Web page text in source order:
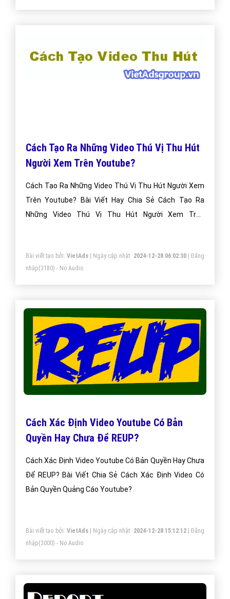
Cách Tạo Ra Những Video Thú Vị Thu Hút
Người Xem Trên Youtube?
Cách Tạo Ra Những Video Thú Vị Thu Hút Người Xem
Trên Youtube? Bài Viết Hay Chia Sẻ Cách Tạo Ra
Những Video Thú Vị Thu Hút Người Xem Trên
Bài viết tạo bởi: VietAds| Ngày cập nhật: 2024-12-28 06:02:30|Đăng
nhập(3180) - No Audio
Cách Xác Định Video Youtube Có Bản
Quyền Hay Chưa Để REUP?
Cách Xác Định Video Youtube Có Bản Quyền Hay Chưa
Để REUP? Bài Viết Chia Sẻ Cách Xác Định Video Có
Bản Quyền Quảng Cáo Youtube?
Bài viết tạo bởi: VietAds| Ngày cập nhật: 2024-12-28 15:12:12|Đăng
nhập(3000) - No Audio